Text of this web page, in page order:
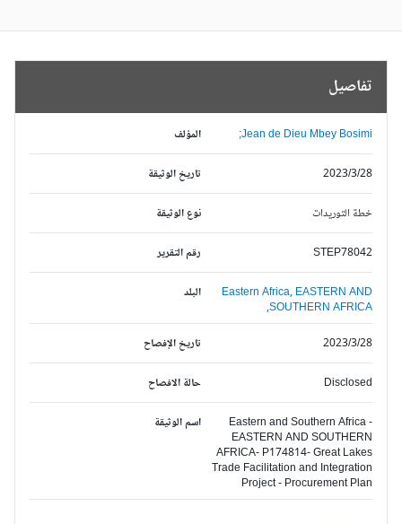
تفاصيل
المؤلف Jean de Dieu Mbey Bosimi;
تاريخ الوثيقة 2023/3/28
نوع الوثيقة خطة التوريدات
رقم التقرير STEP78042
البلد Eastern Africa,EASTERN AND
SOUTHERN AFRICA,
تاريخ الإفصاح
2023/3/28
حالة الافصاح Disclosed
اسم الوثيقة
Eastern and Southern Africa -
EASTERN AND SOUTHERN
AFRICA- P174814- Great Lakes
Trade Facilitation and Integration
Project - Procurement Plan